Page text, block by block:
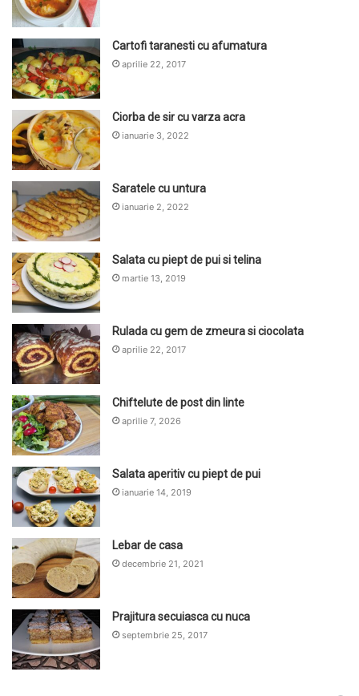
Cartofi taranesti cu afumatura
aprilie 22, 2017
Ciorba de sir cu varza acra
ianuarie 3, 2022
Saratele cu untura
ianuarie 2, 2022
Salata cu piept de pui si telina
martie 13, 2019
Rulada cu gem de zmeura si ciocolata
aprilie 22, 2017
Chiftelute de post din linte
aprilie 7, 2026
Salata aperitiv cu piept de pui
ianuarie 14, 2019
Lebar de casa
decembrie 21, 2021
Prajitura secuiasca cu nuca
septembrie 25, 2017